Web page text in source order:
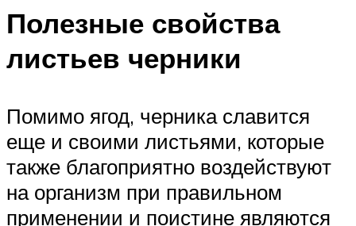
Полезные свойства
листьев черники
Помимо ягод, черника славится
еще и своими листьями, которые
также благоприятно воздействуют
на организм при правильном
применении и поистине являются